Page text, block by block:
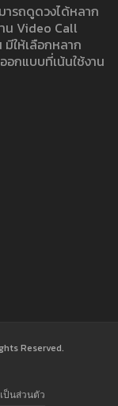
รถดูดวงได้หลาก
น Video Call
ให้เลือกหลาก
กแบบที่เน้นใช้งาน
Reserved.
ป็นส่วนตัว